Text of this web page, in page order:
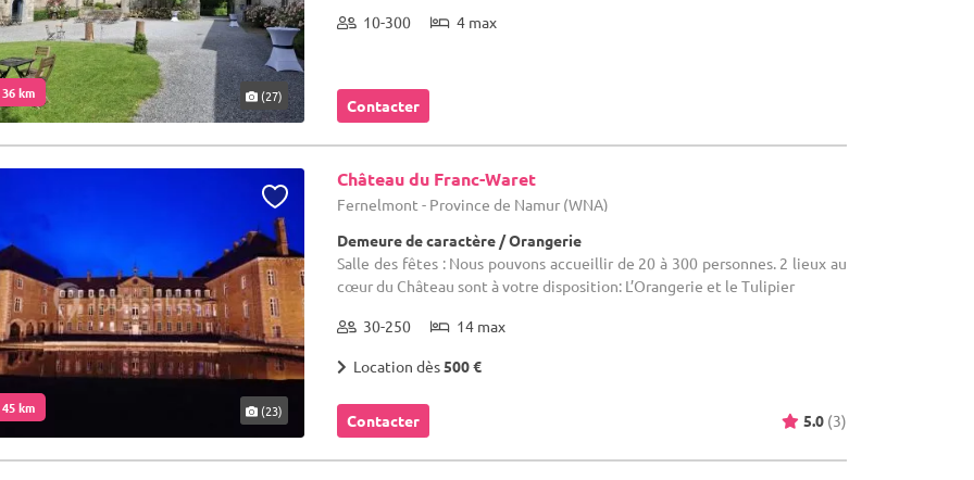
km (27)
10-300 4 max
Contacter
km (23)
Château du Franc-Waret
Fernelmont - Province de Namur (WNA)
Demeure de caractère / Orangerie
Salle des fêtes : Nous pouvons accueillir de 20 à 300 personnes. 2 lieux au
cœur du Château sont à votre disposition: L’Orangerie et le Tulipier
30-250 14 max
Location dès500 €
Contacter 5.0 (3)